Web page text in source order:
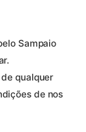
Sampaio
qualquer
de nos